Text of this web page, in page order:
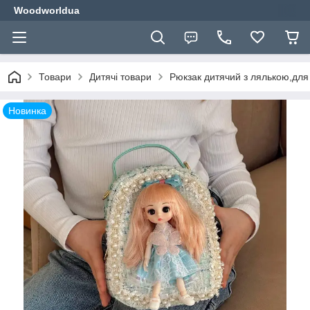
Woodworldua
Товари Дитячі товари Рюкзак дитячий з лялькою,для
Новинка